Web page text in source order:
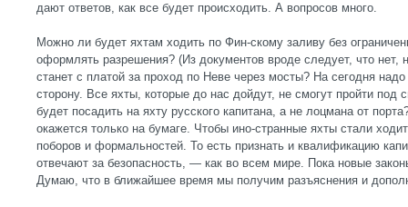
дают ответов, как все будет происходить. А вопросов много.
Можно ли будет яхтам ходить по Фин-скому заливу без
оформлять разрешения? (Из документов вроде следует, что нет,
станет с платой за проход по Неве через мосты? На сегодня
сторону. Все яхты, которые до нас дойдут, не смогут пройти
будет посадить на яхту русского капитана, а не лоцмана от
окажется только на бумаге. Чтобы ино-странные яхты стали
поборов и формальностей. То есть признать и квалификацию
отвечают за безопасность, — как во всем мире. Пока новые
Думаю, что в ближайшее время мы получим разъяснения и